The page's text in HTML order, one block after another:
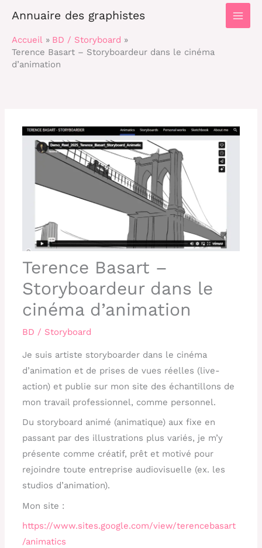
Annuaire des graphistes
Main
Accueil
BD / Storyboard
Terence Basart – Storyboardeur dans le cinéma
d’animation
Terence Basart –
Storyboardeur dans le
cinéma d’animation
BD / Storyboard
Je suis artiste storyboarder dans le cinéma
d’animation et de prises de vues réelles (live-
action) et publie sur mon site des échantillons de
mon travail professionnel, comme personnel.
Du storyboard animé (animatique) aux fixe en
passant par des illustrations plus variés, je m’y
présente comme créatif, prêt et motivé pour
rejoindre toute entreprise audiovisuelle (ex. les
studios d’animation).
Mon site :
https://www.sites.google.com/view/terencebasart
/animatics